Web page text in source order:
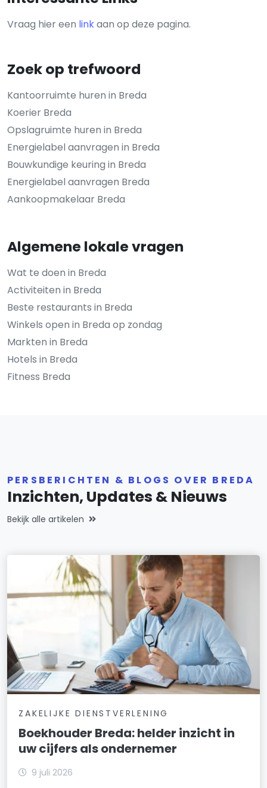
Vraag hier een linkaan op deze pagina.
Zoek op trefwoord
Kantoorruimte huren in Breda
Koerier Breda
Opslagruimte huren in Breda
Energielabel aanvragen in Breda
Bouwkundige keuring in Breda
Energielabel aanvragen Breda
Aankoopmakelaar Breda
Algemene lokale vragen
Wat te doen in Breda
Activiteiten in Breda
Beste restaurants in Breda
Winkels open in Breda op zondag
Markten in Breda
Hotels in Breda
Fitness Breda
PERSBERICHTEN & BLOGS OVER BREDA
Inzichten, Updates & Nieuws
Bekijk alle artikelen
ZAKELIJKE DIENSTVERLENING
Boekhouder Breda: helder inzicht in
uw cijfers als ondernemer
9 juli 2026